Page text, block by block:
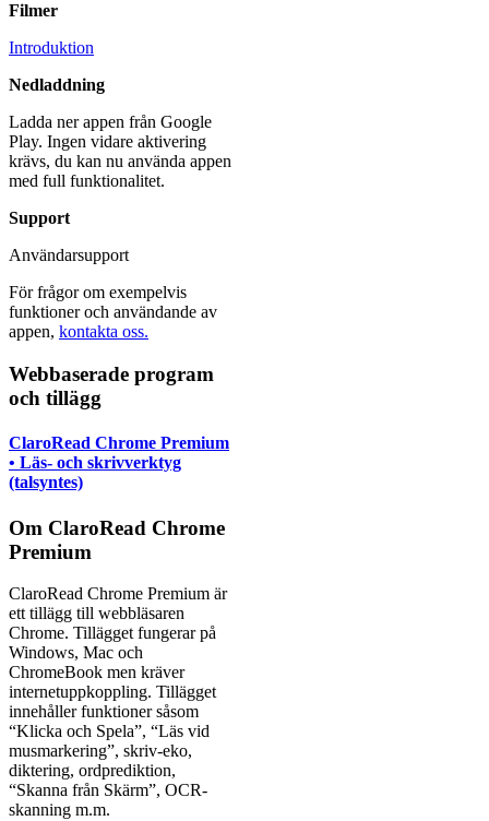
Filmer
Introduktion
Nedladdning
Ladda ner appen från Google
Play. Ingen vidare aktivering
krävs, du kan nu använda appen
med full funktionalitet.
Support
Användarsupport
För frågor om exempelvis
funktioner och användande av
appen, kontakta oss.
Webbaserade program
och tillägg
ClaroRead Chrome Premium
• Läs- och skrivverktyg
(talsyntes)
Om ClaroRead Chrome
Premium
ClaroRead Chrome Premium är
ett tillägg till webbläsaren
Chrome. Tillägget fungerar på
Windows, Mac och
ChromeBook men kräver
internetuppkoppling. Tillägget
innehåller funktioner såsom
“Klicka och Spela”, “Läs vid
musmarkering”, skriv-eko,
diktering, ordprediktion,
“Skanna från Skärm”, OCR-
skanning m.m.